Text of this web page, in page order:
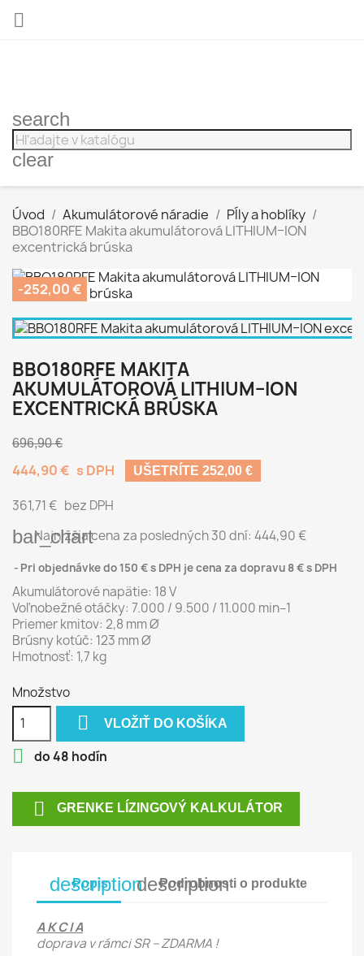

search
clear
Úvod Akumulátorové náradie
Pĺly a hoblíky
BBO180RFE Makita akumulátorová LITHIUM–ION
excentrická brúska
-252,00 €
BBO180RFE MAKITA
AKUMULÁTOROVÁ LITHIUM–ION
EXCENTRICKÁ BRÚSKA
696,90 €
444,90 € s DPH UŠETRÍTE 252,00 €
361,71 € bez DPH
bar_chart
Najnižšia cena za posledných 30 dní: 444,90 €
Pri objednávke do 150 € s DPH je cena za dopravu 8 € s DPH
Akumulátorové napätie: 18 V
Voľnobežné otáčky: 7.000 / 9.500 / 11.000 min–1
Priemer kmitov: 2,8 mm Ø
Brúsny kotúč: 123 mm Ø
Hmotnosť: 1,7 kg
Množstvo
 VLOŽIŤ DO KOŠÍKA
 do 48 hodín
 GRENKE LÍZINGOVÝ KALKULÁTOR
description
Popis description
Podrobnosti o produkte
A K C I A
doprava v rámci SR – ZDARMA !